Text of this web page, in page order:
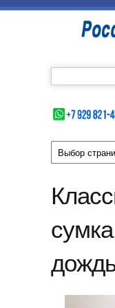
Перейти к основному
Форма